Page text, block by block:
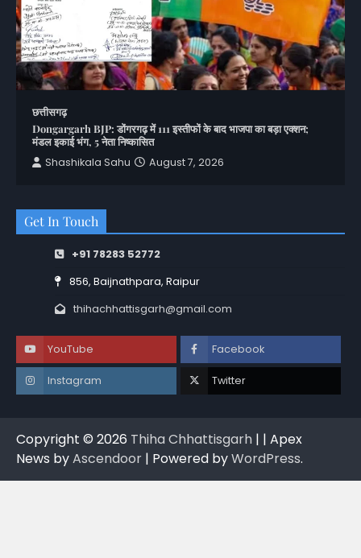
छत्तीसगढ़
Dongargarh BJP: डोंगरगढ़ में 111 इस्तीफों के बाद भाजपा का बड़ा एक्शन;
मंडल इकाई भंग, 5 नेता निष्कासित
Shashikala Sahu
August 7, 2026
Get In Touch
+91 78283 52772
856, Baijnathpara, Raipur
thihachhattisgarh@gmail.com
YouTube Facebook
Instagram Twitter
Copyright © 2026 Thiha Chhattisgarh | | Apex
News byAscendoor | Powered byWordPress.